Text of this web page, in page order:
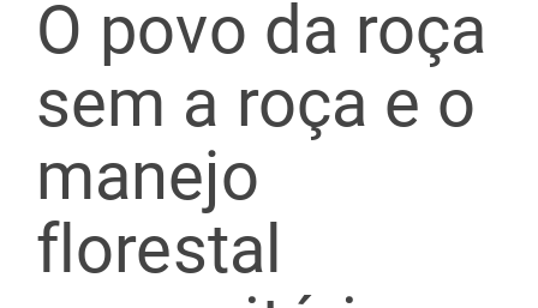
O povo da roça
sem a roça e o
manejo
florestal